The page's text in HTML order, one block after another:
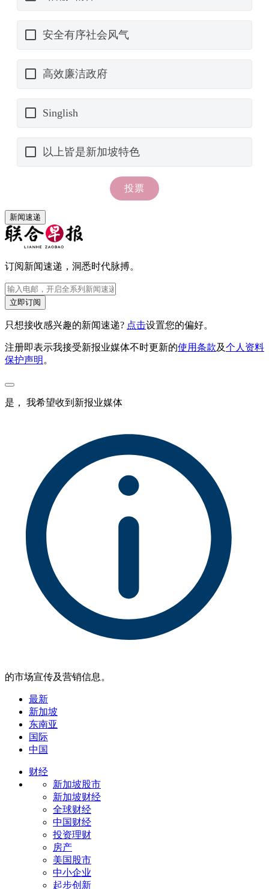
新闻速递
订阅新闻速递，洞悉时代脉搏。
立即订阅
只想接收感兴趣的新闻速递? 点击设置您的偏好。
注册即表示我接受新报业媒体不时更新的使用条款及个人资料
保护声明 。
是， 我希望收到新报业媒体
的市场宣传及营销信息。
最新
新加坡
东南亚
国际
中国
财经
新加坡股市
新加坡财经
全球财经
中国财经
投资理财
房产
美国股市
中小企业
起步创新